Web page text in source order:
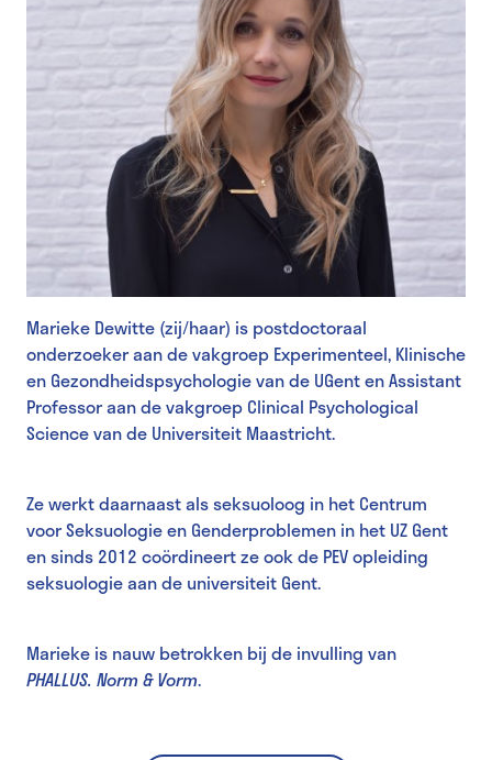
Marieke Dewitte (zij/haar) is postdoctoraal
onderzoeker aan de vakgroep Experimenteel, Klinische
en Gezondheidspsychologie van de UGent en Assistant
Professor aan de vakgroep Clinical Psychological
Science van de Universiteit Maastricht.
Ze werkt daarnaast als seksuoloog in het Centrum
voor Seksuologie en Genderproblemen in het UZ Gent
en sinds 2012 coördineert ze ook de PEV opleiding
seksuologie aan de universiteit Gent.
Marieke is nauw betrokken bij de invulling van
PHALLUS. Norm & Vorm.